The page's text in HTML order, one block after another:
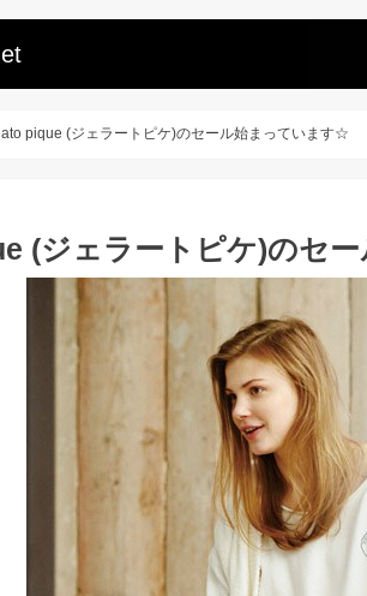
pique (ジェラートピケ)のセール始まっています☆
(ジェラートピケ)のセ